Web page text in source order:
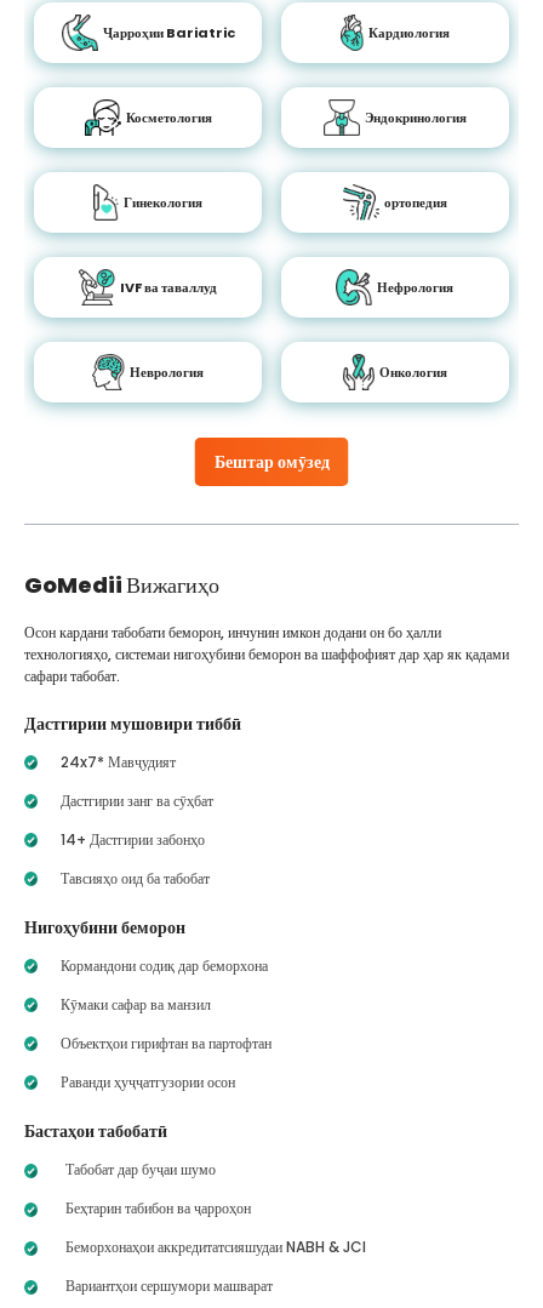
Бештар омӯзед
Ҷарроҳии Bariatric Кардиология
Косметология Эндокринология
Гинекология ортопедия
IVF ва таваллуд Нефрология
Неврология Онкология
GoMediiВижагиҳо
Осон кардани табобати беморон, инчунин имкон додани он бо ҳалли
технологияҳо, системаи нигоҳубини беморон ва шаффофият дар ҳар як қадами
сафари табобат.
Дастгирии мушовири тиббӣ
24x7* Мавҷудият
Дастгирии занг ва сӯҳбат
14+ Дастгирии забонҳо
Тавсияҳо оид ба табобат
Нигоҳубини беморон
Кормандони содиқ дар беморхона
Кӯмаки сафар ва манзил
Объектҳои гирифтан ва партофтан
Раванди ҳуҷҷатгузории осон
Бастаҳои табобатӣ
Табобат дар буҷаи шумо
Беҳтарин табибон ва ҷарроҳон
Беморхонаҳои аккредитатсияшудаи NABH & JCI
Вариантҳои сершумори машварат